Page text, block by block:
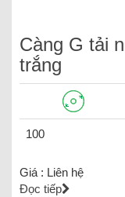
Càng G tải
trắng
100
Giá : Liên hệ
Đọc tiếp